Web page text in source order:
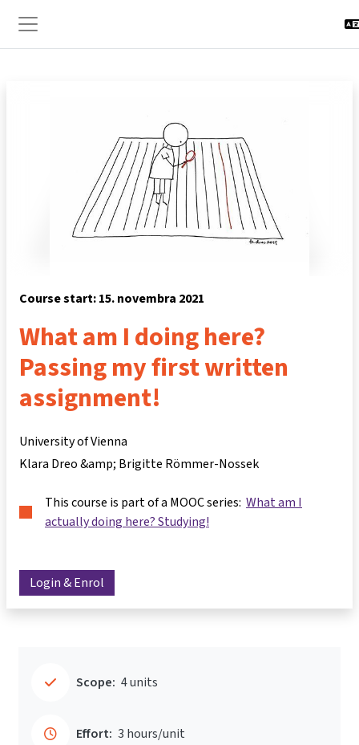
Bočný panel
Course start: 15. novembra 2021
What am I doing here?
Passing my first written
assignment!
University of Vienna
Klara Dreo &amp; Brigitte Römmer-Nossek
This course is part of a MOOC series: What am I
actually doing here? Studying!
Login & Enrol
Scope: 4 units
Effort: 3 hours/unit